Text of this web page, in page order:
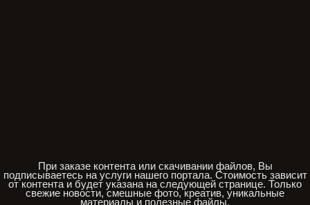
При заказе контента или скачивании файлов, Вы
подписываетесь на услуги нашего портала. Стоимость зависит
от контента и будет указана на следующей странице. Только
свежие новости, смешные фото, креатив, уникальные
материалы и полезные файлы.